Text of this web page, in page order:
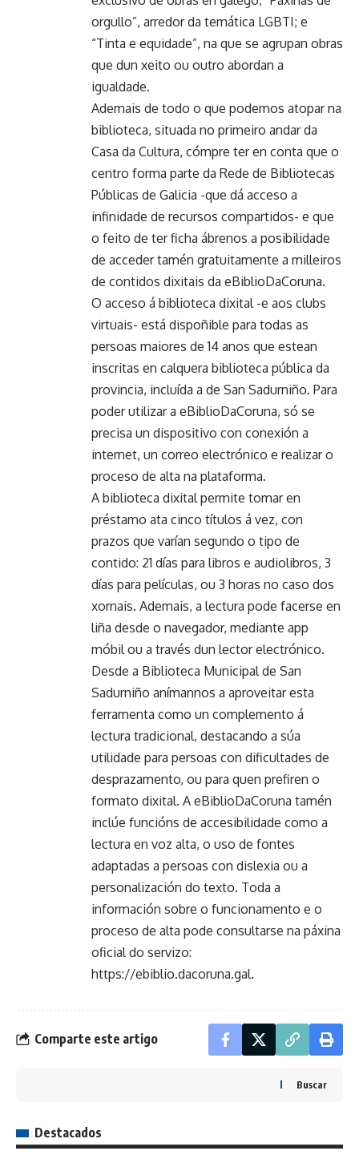
orgullo”, arredor da temática LGBTI; e
“Tinta e equidade”, na que se agrupan obras
que dun xeito ou outro abordan a
igualdade.
Ademais de todo o que podemos atopar na
biblioteca, situada no primeiro andar da
Casa da Cultura, cómpre ter en conta que o
centro forma parte da Rede de Bibliotecas
Públicas de Galicia -que dá acceso a
infinidade de recursos compartidos- e que
o feito de ter ficha ábrenos a posibilidade
de acceder tamén gratuitamente a milleiros
de contidos dixitais da eBiblioDaCoruna.
O acceso á biblioteca dixital -e aos clubs
virtuais- está dispoñible para todas as
persoas maiores de 14 anos que estean
inscritas en calquera biblioteca pública da
provincia, incluída a de San Sadurniño. Para
poder utilizar a eBiblioDaCoruna, só se
precisa un dispositivo con conexión a
internet, un correo electrónico e realizar o
proceso de alta na plataforma.
A biblioteca dixital permite tomar en
préstamo ata cinco títulos á vez, con
prazos que varían segundo o tipo de
contido: 21 días para libros e audiolibros, 3
días para películas, ou 3 horas no caso dos
xornais. Ademais, a lectura pode facerse en
liña desde o navegador, mediante app
móbil ou a través dun lector electrónico.
Desde a Biblioteca Municipal de San
Sadurniño anímannos a aproveitar esta
ferramenta como un complemento á
lectura tradicional, destacando a súa
utilidade para persoas con dificultades de
desprazamento, ou para quen prefiren o
formato dixital. A eBiblioDaCoruna tamén
inclúe funcións de accesibilidade como a
lectura en voz alta, o uso de fontes
adaptadas a persoas con dislexia ou a
personalización do texto. Toda a
información sobre o funcionamento e o
proceso de alta pode consultarse na páxina
oficial do servizo:
https://ebiblio.dacoruna.gal.
Comparte este artigo
Buscar
Destacados